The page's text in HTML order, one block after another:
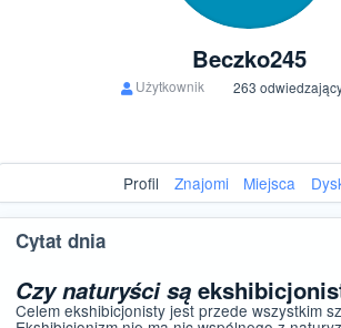
Beczko245
Użytkownik 263
Profil Znajomi Miejsca
Cytat dnia
Czy naturyści są
Celem ekshibicjonisty jest przede wszystkim